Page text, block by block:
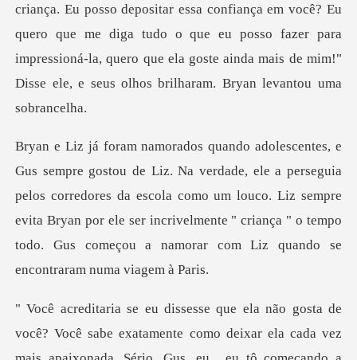
criança. Eu posso depositar essa confiança em você? Eu
quero que me diga tudo o que eu posso faze
perseguia
pelos corredores da escola como um louco. Liz sempre
evita Bryan por ele ser incrivelment